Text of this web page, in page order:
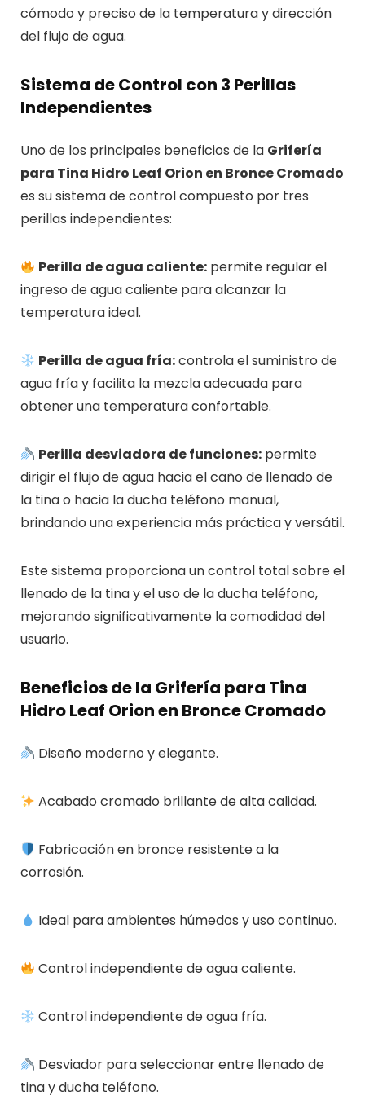
cómodo y preciso de la temperatura y dirección
del flujo de agua.
Sistema de Control con 3 Perillas
Independientes
Uno de los principales beneficios de la Grifería
para Tina Hidro Leaf Orion en Bronce Cromado
es su sistema de control compuesto por tres
perillas independientes:
Perilla de agua caliente:permite regular el
ingreso de agua caliente para alcanzar la
temperatura ideal.
Perilla de agua fría:controla el suministro de
agua fría y facilita la mezcla adecuada para
obtener una temperatura confortable.
Perilla desviadora de funciones:permite
dirigir el flujo de agua hacia el caño de llenado de
la tina o hacia la ducha teléfono manual,
brindando una experiencia más práctica y versátil.
Este sistema proporciona un control total sobre el
llenado de la tina y el uso de la ducha teléfono,
mejorando significativamente la comodidad del
usuario.
Beneficios de la Grifería para Tina
Hidro Leaf Orion en Bronce Cromado
Diseño moderno y elegante.
Acabado cromado brillante de alta calidad.
Fabricación en bronce resistente a la
corrosión.
Ideal para ambientes húmedos y uso continuo.
Control independiente de agua caliente.
Control independiente de agua fría.
Desviador para seleccionar entre llenado de
tina y ducha teléfono.